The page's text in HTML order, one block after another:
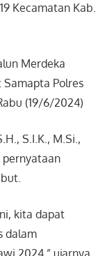
Kecamatan Kab.
Merdeka
Polres
(19/6/2024)
S.I.K., M.Si.,
kita dapat
dalam